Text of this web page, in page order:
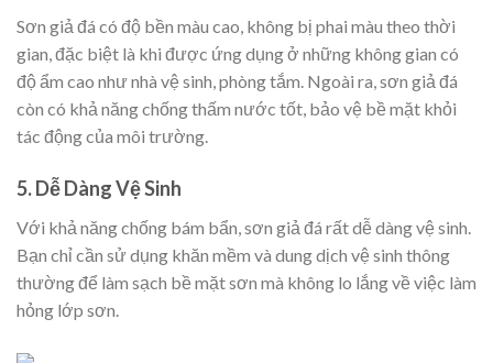
Sơn giả đá có độ bền màu cao, không bị phai màu theo thời
gian, đặc biệt là khi được ứng dụng ở những không gian có
độ ẩm cao như nhà vệ sinh, phòng tắm. Ngoài ra, sơn giả đá
còn có khả năng chống thấm nước tốt, bảo vệ bề mặt khỏi
tác động của môi trường.
5.Dễ Dàng Vệ Sinh
Với khả năng chống bám bẩn, sơn giả đá rất dễ dàng vệ sinh.
Bạn chỉ cần sử dụng khăn mềm và dung dịch vệ sinh thông
thường để làm sạch bề mặt sơn mà không lo lắng về việc làm
hỏng lớp sơn.